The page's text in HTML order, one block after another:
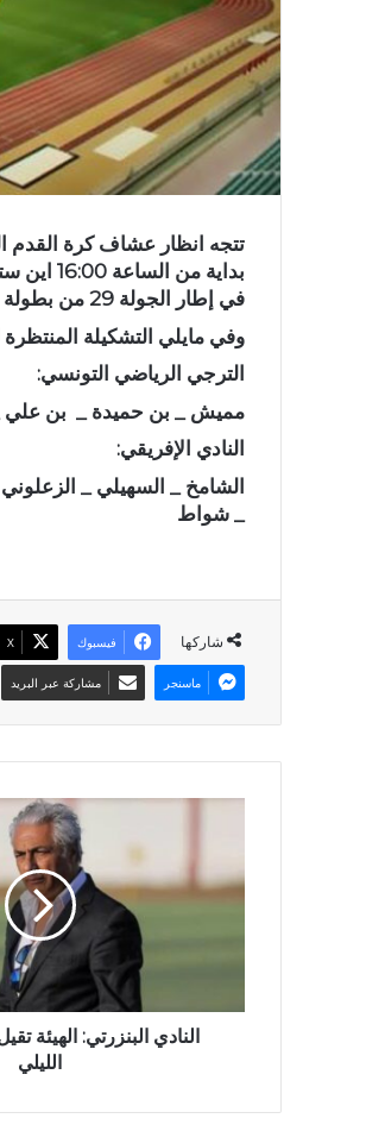
بداية
في إطار الجولة 29 من بطولة الرابطة المحترفة.
وفي مايلي التشكيلة المنتظرة
الترجي الرياضي التونسي:
مميش _ بن حميدة _ بن علي _
النادي الإفريقي:
الشامخ _ السهيلي _
_ شواط
شاركها فيسبوك X
ماسنجر مشاركة عبر البريد
النادي البنزرتي: الهيئة
الليلي